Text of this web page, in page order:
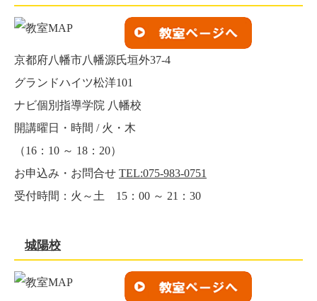
京都府八幡市八幡源氏垣外37-4
グランドハイツ松洋101
ナビ個別指導学院 八幡校
開講曜日・時間 / 火・木
（16：10 ～ 18：20）
お申込み・お問合せ TEL:075-983-0751
受付時間：火～土 15：00 ～ 21：30
城陽校